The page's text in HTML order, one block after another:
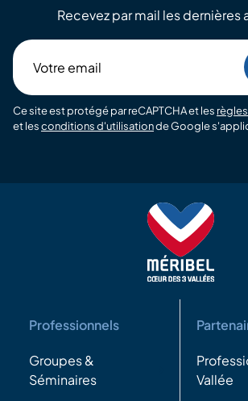
Recevez par mail les dernières
email
Ce site est protégé par reCAPTCHA et les
et lesconditions d'utilisationde Google
Professionnels
Groupes &
Séminaires
Vallée